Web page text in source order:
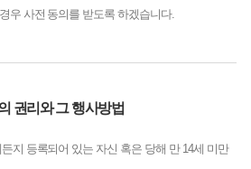
우 사전 동의를 받도록 하겠습니다.
권리와 그 행사방법
지 등록되어 있는 자신 혹은 당해 만 14세 미만